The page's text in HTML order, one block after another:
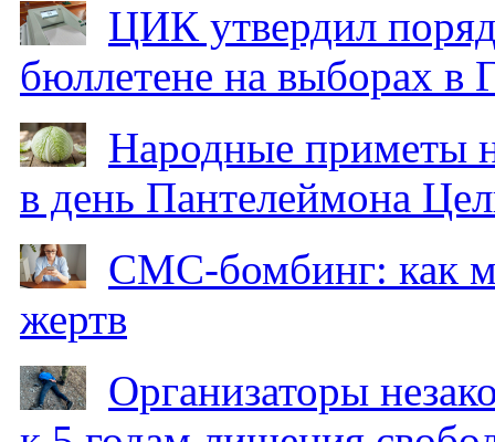
ЦИК утвердил
бюллетене на выборах в
Народные приметы
в день Пантелеймона
СМС-бомбинг: как
жертв
Организаторы